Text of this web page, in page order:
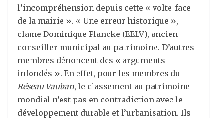
l’incompréhension depuis cette « volte-face
de la mairie ». « Une erreur historique »,
clame Dominique Plancke (EELV), ancien
conseiller municipal au patrimoine. D’autres
membres dénoncent des « arguments
infondés ». En effet, pour les membres du
Réseau Vauban, le classement au patrimoine
mondial n’est pas en contradiction avec le
développement durable et l’urbanisation. Ils